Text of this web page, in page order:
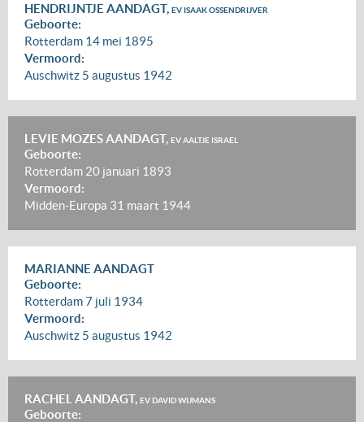
HENDRIJNTJE AANDAGT, EV ISAAK OSSENDRIJVER
Geboorte:
Rotterdam 14 mei 1895
Vermoord:
Auschwitz 5 augustus 1942
LEVIE MOZES AANDAGT, EV AALTJE ISRAEL
Geboorte:
Rotterdam 20 januari 1893
Vermoord:
Midden-Europa 31 maart 1944
MARIANNE AANDAGT
Geboorte:
Rotterdam7 juli 1934
Vermoord:
Auschwitz 5 augustus 1942
RACHEL AANDAGT, EV DAVID WIJMANS
Geboorte: